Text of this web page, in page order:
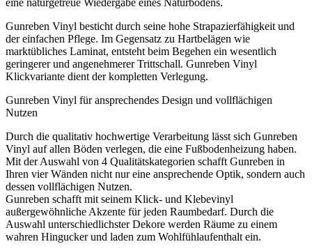
Gunreben Vinyl besticht durch seine hohe Strapazierfähigkeit und
der einfachen Pflege. Im Gegensatz zu Hartbelägen wie
marktübliches Laminat, entsteht beim Begehen ein wesentlich
geringerer und angenehmerer Trittschall. Gunreben Vinyl
Klickvariante dient der kompletten Verlegung.
Gunreben Vinyl für ansprechendes Design und vollflächigen
Nutzen
Durch die qualitativ hochwertige Verarbeitung lässt sich Gunreben
Vinyl auf allen Böden verlegen, die eine Fußbodenheizung haben.
Mit der Auswahl von 4 Qualitätskategorien schafft Gunreben in
Ihren vier Wänden nicht nur eine ansprechende Optik, sondern auch
dessen vollflächigen Nutzen.
Gunreben schafft mit seinem Klick- und Klebevinyl
außergewöhnliche Akzente für jeden Raumbedarf. Durch die
Auswahl unterschiedlichster Dekore werden Räume zu einem
wahren Hingucker und laden zum Wohlfühlaufenthalt ein.